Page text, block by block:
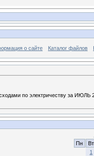
о сайте Каталог файлов
по электричеству за ИЮЛЬ
Пн
Вт
1